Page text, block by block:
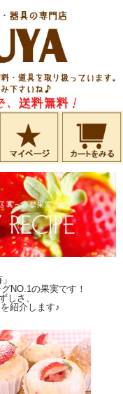
NO.1の果実です！
しさ、
紹介します♪